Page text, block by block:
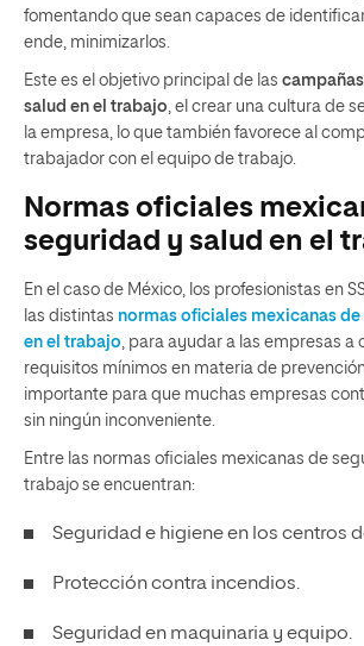
fomentando que sean capaces de
ende, minimizarlos.
Este es el objetivo principal de las
salud en el trabajo , el crear una cultura de
la empresa, lo que también favorece al
trabajador con el equipo de trabajo.
Normas oficiales
seguridad y salud en el
En el caso de México, los profesionistas en
las distintas normas oficiales mexicanas
en el trabajo , para ayudar a las empresas a
requisitos mínimos en materia de
importante para que muchas empresas
sin ningún inconveniente.
Entre las normas oficiales mexicanas de
trabajo se encuentran:
Seguridad e higiene en los centros
Protección contra incendios.
Seguridad en maquinaria y equipo.